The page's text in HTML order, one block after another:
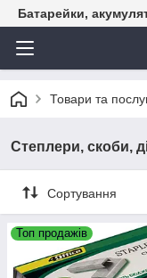
Батарейки,
Товари та
Степлери, скоби,
Сортування
Топ продажів